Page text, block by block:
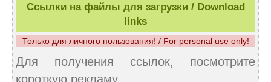
Ссылки на файлы для загрузки / Download
links
Только для личного пользования! / For personal use only!
Для получения ссылок, посмотрите
короткую рекламу